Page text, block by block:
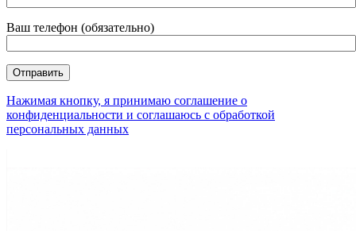
Ваш телефон (обязательно)
Нажимая кнопку, я принимаю соглашение о
конфиденциальности и соглашаюсь с обработкой
персональных данных